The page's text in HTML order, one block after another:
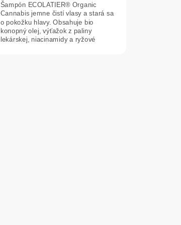
Šampón ECOLATIER® Organic
Cannabis jemne čistí vlasy a stará sa
o pokožku hlavy. Obsahuje bio
konopný olej, výťažok z paliny
lekárskej, niacinamidy a ryžové